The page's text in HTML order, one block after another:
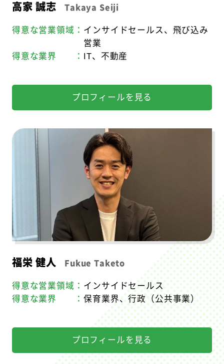
高家 誠志 Takaya Seiji
得意な営業領域： インサイドセールス、飛び込み
営業
得意な業界 ： IT、不動産
プロフィールを見る
福栄 健人 Fukue Taketo
得意な営業領域： インサイドセールス
得意な業界 ： 保育業界、行政（公共事業）
プロフィールを見る